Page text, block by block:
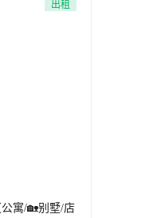
出租
寓/🏡别墅/店